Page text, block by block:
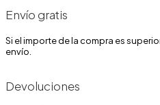
Envío gratis
Si el importe de la compra es
envío.
Devoluciones